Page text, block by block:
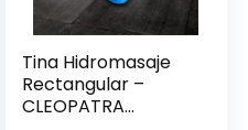
Tina Hidromasaje
Rectangular –
CLEOPATRA